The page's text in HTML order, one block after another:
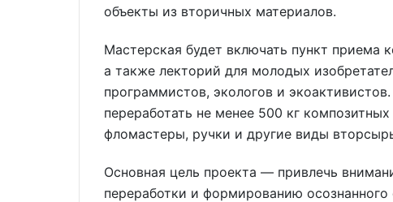
объекты из вторичных материалов.
Мастерская будет включать пункт приема
а также лекторий для молодых
программистов, экологов и
переработать не менее 500 кг
фломастеры, ручки и другие виды
Основная цель проекта — привлечь
переработки и формированию